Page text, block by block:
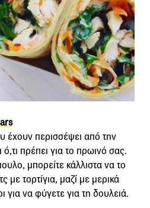
έχουν περισσέψει από την
πρέπει για το πρωινό σας.
μπορείτε κάλλιστα να το
με τορτίγια, μαζί με μερικά
για να φύγετε για τη δουλειά.